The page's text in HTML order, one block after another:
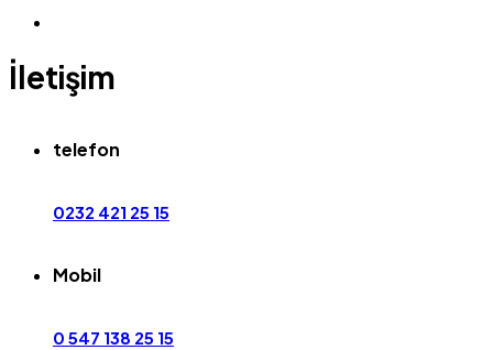
İletişim
telefon
0232 421 25 15
Mobil
0 547 138 25 15